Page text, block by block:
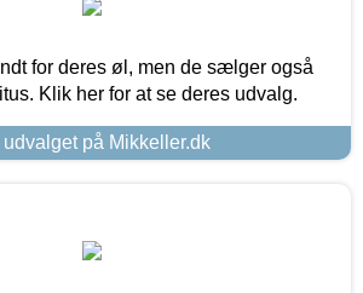
for deres øl, men de sælger også
Klik her for at se deres udvalg.
udvalget på Mikkeller.dk